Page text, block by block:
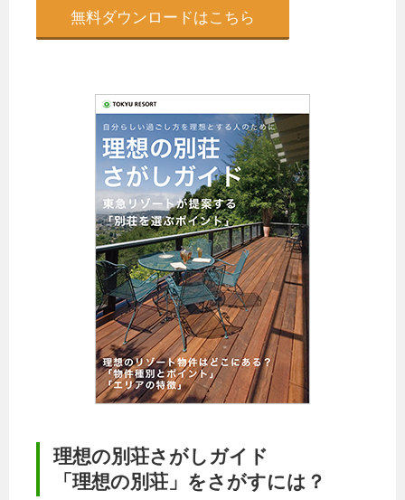
無料ダウンロードはこちら
理想の別荘さがしガイド
「理想の別荘」をさがすには？